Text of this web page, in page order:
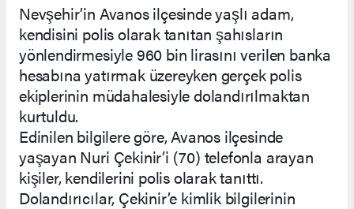
Nevşehir’in Avanos ilçesinde yaşlı adam,
kendisini polis olarak tanıtan şahısların
yönlendirmesiyle 960 bin lirasını verilen banka
hesabına yatırmak üzereyken gerçek polis
ekiplerinin müdahalesiyle dolandırılmaktan
kurtuldu.
Edinilen bilgilere göre, Avanos ilçesinde
yaşayan Nuri Çekinir’i (70) telefonla arayan
kişiler, kendilerini polis olarak tanıttı.
Dolandırıcılar, Çekinir’e kimlik bilgilerinin